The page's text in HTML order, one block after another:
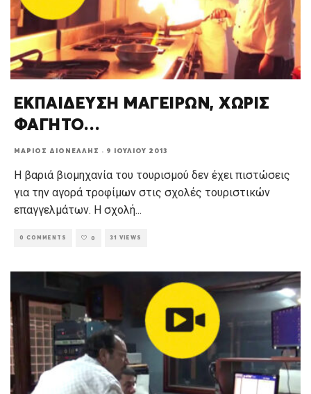
ΕΚΠΑΙΔΕΥΣΗ ΜΑΓΕΙΡΩΝ, ΧΩΡΙΣ
ΦΑΓΗΤΟ…
ΜΆΡΙΟΣ ΔΙΟΝΈΛΛΗΣ · 9 ΙΟΥΛΊΟΥ 2013
Η βαριά βιομηχανία του τουρισμού δεν έχει πιστώσεις
για την αγορά τροφίμων στις σχολές τουριστικών
επαγγελμάτων. Η σχολή...
0 COMMENTS 0 31 VIEWS